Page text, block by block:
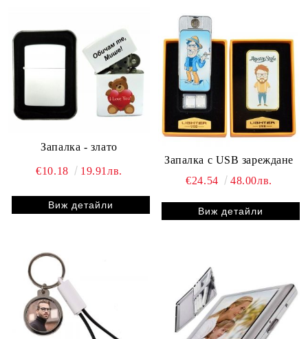
Запалка - злато
€10.18 19.91лв.
Виж детайли
Запалка с USB зареждане
€24.54
48.00лв.
Виж детайли